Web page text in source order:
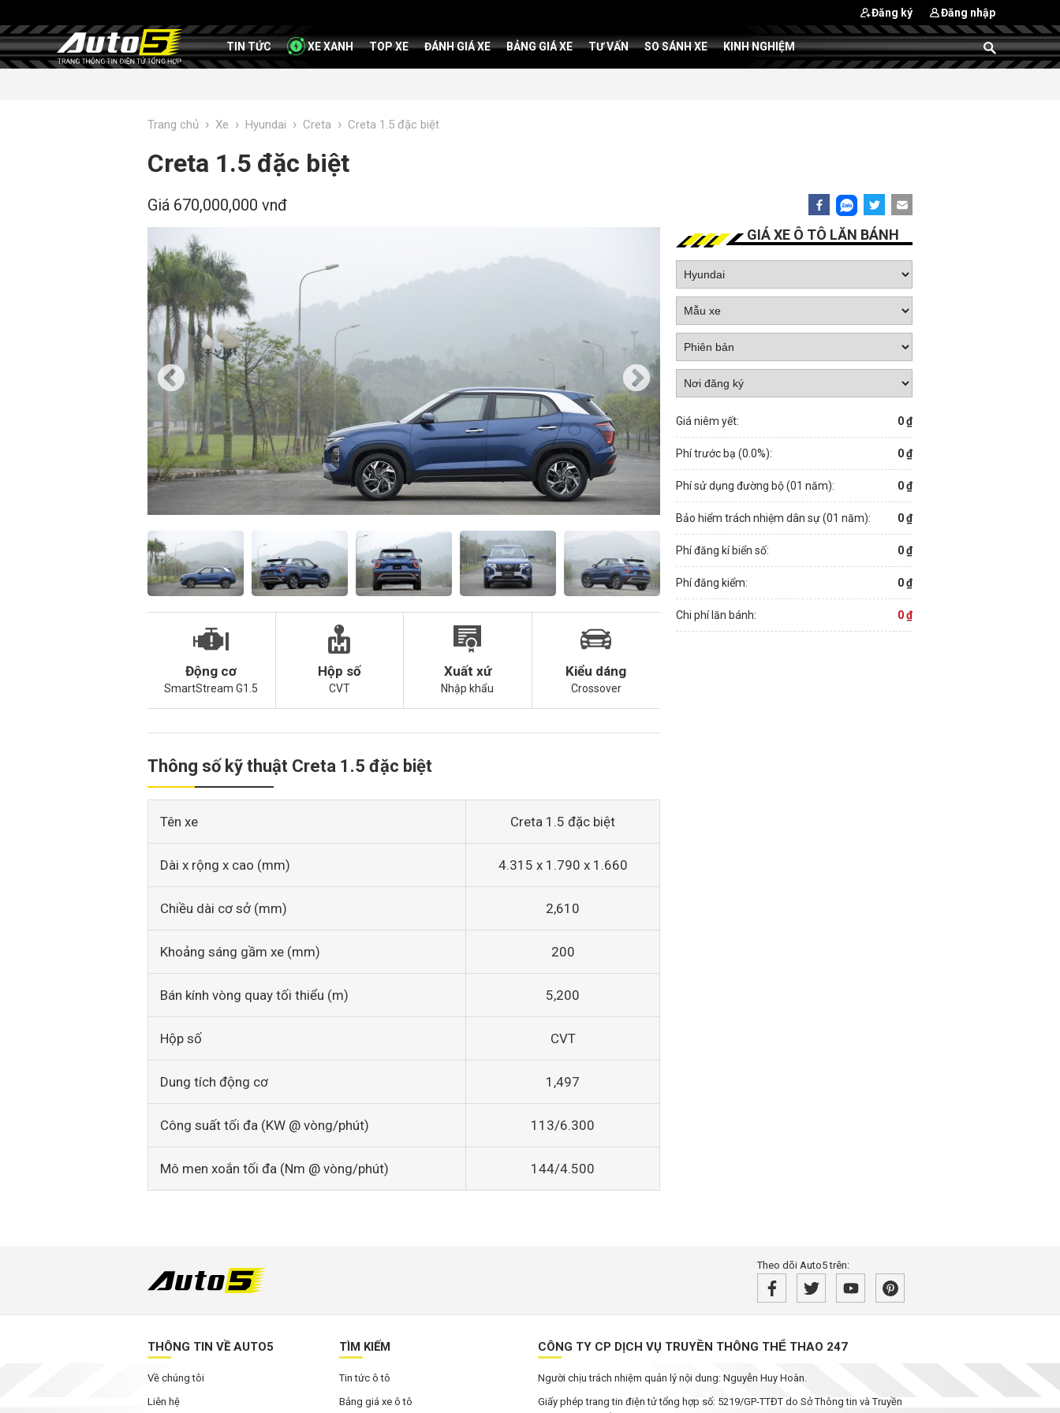
Đăng ký Đăng nhập
TIN TỨC XE XANH TOP XE ĐÁNH GIÁ XE BẢNG GIÁ XE TƯ VẤN SO SÁNH XE KINH NGHIỆM
Trang chủ › Xe › Hyundai › Creta › Creta 1.5 đặc biệt
Creta 1.5 đặc biệt
Giá 670,000,000 vnđ
Động cơ
SmartStream G1.5
Hộp số
CVT
Xuất xứ
Nhập khẩu
Kiểu dáng
Crossover
Thông số kỹ thuật Creta 1.5 đặc biệt
Tên xe Creta 1.5 đặc biệt
Dài x rộng x cao (mm) 4.315 x 1.790 x 1.660
Chiều dài cơ sở (mm) 2,610
Khoảng sáng gầm xe (mm) 200
Bán kính vòng quay tối thiểu (m) 5,200
Hộp số CVT
Dung tích động cơ 1,497
Công suất tối đa (KW @ vòng/phút) 113/6.300
Mô men xoắn tối đa (Nm @ vòng/phút) 144/4.500
GIÁ XE Ô TÔ LĂN BÁNH
Giá niêm yết: 0 ₫
Phí trước bạ (0.0%): 0 ₫
Phí sử dụng đường bộ (01 năm): 0 ₫
Bảo hiểm trách nhiệm dân sự (01 năm): 0 ₫
Phí đăng kí biển số: 0 ₫
Phí đăng kiểm: 0 ₫
Chi phí lăn bánh: 0 ₫
Theo dõi Auto5 trên:
THÔNG TIN VỀ AUTO5
Về chúng tôi
Liên hệ
TÌM KIẾM
Tin tức ô tô
Bảng giá xe ô tô
CÔNG TY CP DỊCH VỤ TRUYỀN THÔNG THỂ THAO 247
Người chịu trách nhiệm quản lý nội dung: Nguyễn Huy Hoàn.
Giấy phép trang tin điện tử tổng hợp số: 5219/GP-TTĐT do Sở Thông tin và Truyền